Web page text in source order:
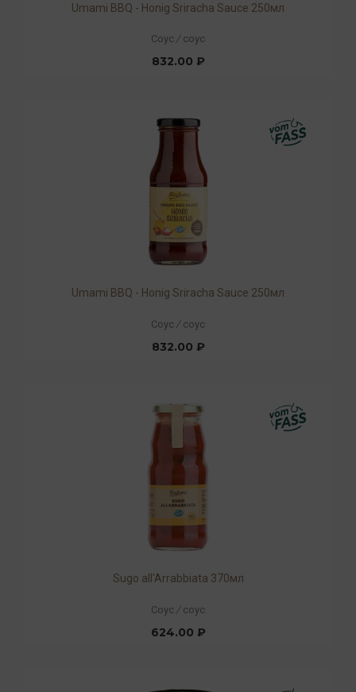
Umami BBQ - Honig Sriracha Sauce 250мл
Соус / соус
832.00 ₽
Umami BBQ - Honig Sriracha Sauce 250мл
Соус / соус
832.00 ₽
Sugo all'Arrabbiata 370мл
Соус / соус
624.00 ₽